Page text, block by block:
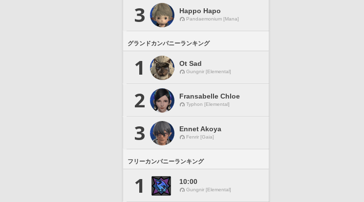
3 Happo Hapo
Pandaemonium [Mana]
グランドカンパニーランキング
1 Ot Sad
Gungnir [Elemental]
2 Fransabelle Chloe
Typhon [Elemental]
3 Ennet Akoya
Fenrir [Gaia]
フリーカンパニーランキング
1 10:00
Gungnir [Elemental]